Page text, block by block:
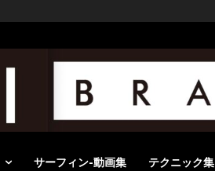
サーフィン-動画集 テクニック集